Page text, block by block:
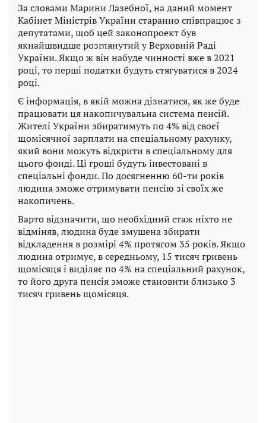
За словами Марини Лазебної, на даний момент
Кабінет Міністрів України старанно співпрацює з
депутатами, щоб цей законопроект був
якнайшвидше розглянутий у Верховній Раді
України. Якщо ж він набуде чинності вже в 2021
році, то перші податки будуть стягуватися в 2024
році.
Є інформація, в якій можна дізнатися, як же буде
працювати ця накопичувальна система пенсій.
Жителі України збиратимуть по 4% від своєї
щомісячної зарплати на спеціальному рахунку,
який вони можуть відкрити в спеціальному для
цього фонді. Ці гроші будуть інвестовані в
спеціальні фонди. По досягненню 60-ти років
людина зможе отримувати пенсію зі своїх же
накопичень.
Варто відзначити, що необхідний стаж ніхто не
відміняв, людина буде змушена збирати
відкладення в розмірі 4% протягом 35 років. Якщо
людина отримує, в середньому, 15 тисяч гривень
щомісяця і виділяє по 4% на спеціальний рахунок,
то його друга пенсія зможе становити близько 3
тисяч гривень щомісяця.